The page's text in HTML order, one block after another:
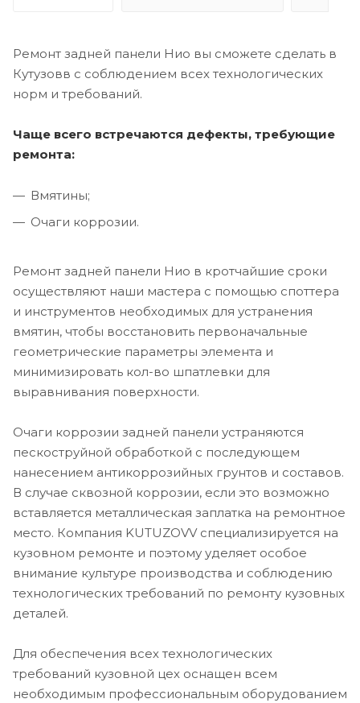
Ремонт задней панели Нио вы сможете сделать в
Кутузовв с соблюдением всех технологических
норм и требований.
Чаще всего встречаются дефекты, требующие
ремонта:
Вмятины;
Очаги коррозии.
Ремонт задней панели Нио в кротчайшие сроки
осуществляют наши мастера с помощью споттера
и инструментов необходимых для устранения
вмятин, чтобы восстановить первоначальные
геометрические параметры элемента и
минимизировать кол-во шпатлевки для
выравнивания поверхности.
Очаги коррозии задней панели устраняются
пескоструйной обработкой с последующем
нанесением антикоррозийных грунтов и составов.
В случае сквозной коррозии, если это возможно
вставляется металлическая заплатка на ремонтное
место. Компания KUTUZOVV специализируется на
кузовном ремонте и поэтому уделяет особое
внимание культуре производства и соблюдению
технологических требований по ремонту кузовных
деталей.
Для обеспечения всех технологических
требований кузовной цех оснащен всем
необходимым профессиональным оборудованием